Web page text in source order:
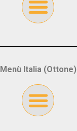
Menù Italia (Ottone)